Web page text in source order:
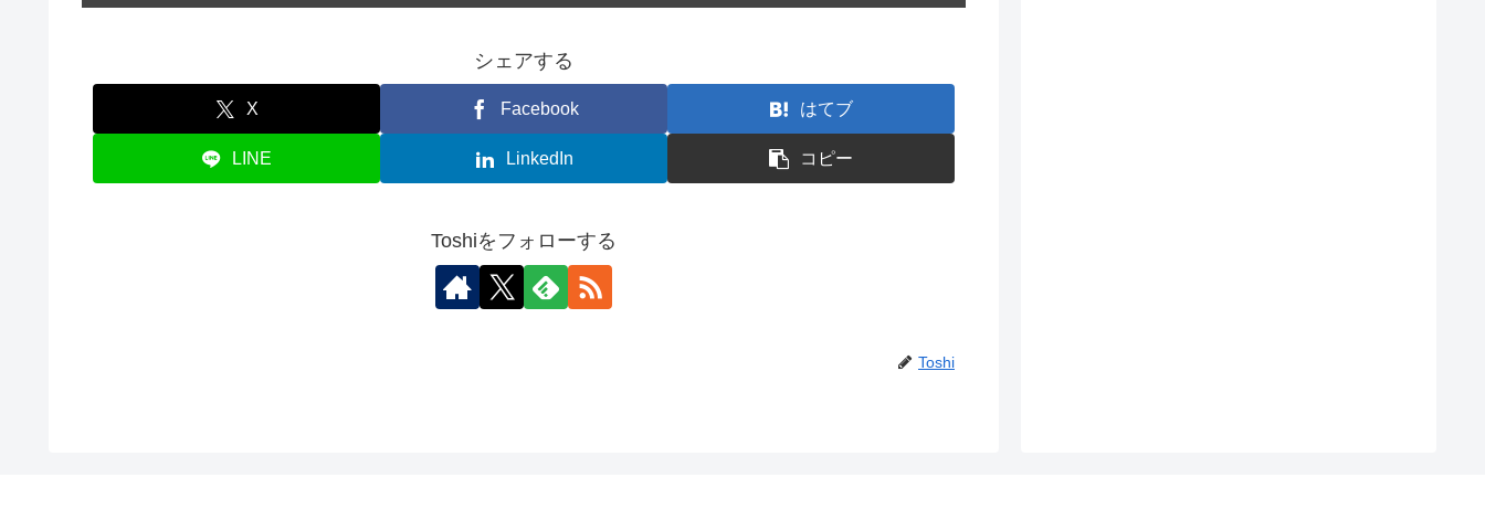
シェアする
X Facebook はてブ
LINE LinkedIn コピー
Toshiをフォローする
Toshi